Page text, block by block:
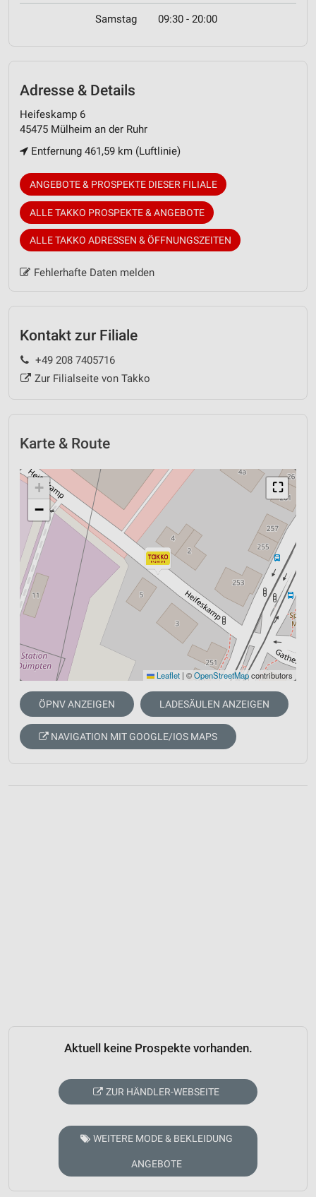
Samstag 09:30 - 20:00
Adresse & Details
Heifeskamp 6
45475 Mülheim an der Ruhr
Entfernung 461,59 km (Luftlinie)
ANGEBOTE & PROSPEKTE DIESER FILIALE
ALLE TAKKO PROSPEKTE & ANGEBOTE
ALLE TAKKO ADRESSEN & ÖFFNUNGSZEITEN
Fehlerhafte Daten melden
Kontakt zur Filiale
+49 208 7405716
Zur Filialseite von Takko
Karte & Route
⛶
+
−
Leaflet | ©OpenStreetMapcontributors
ÖPNV ANZEIGEN LADESÄULEN ANZEIGEN
NAVIGATION MIT GOOGLE/IOS MAPS
Aktuell keine Prospekte vorhanden.
ZUR HÄNDLER-WEBSEITE
WEITERE MODE & BEKLEIDUNG
ANGEBOTE